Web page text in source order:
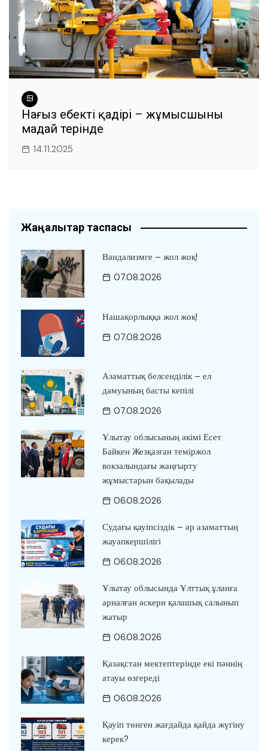
Нағыз еңбектің қадірі – жұмысшының
маңдай терінде
14.11.2025
Жаңалықтар таспасы
Вандализмге – жол жоқ!
07.08.2026
Нашақорлыққа жол жоқ!
07.08.2026
Азаматтық белсенділік – ел
дамуының басты кепілі
07.08.2026
Ұлытау облысының әкімі Есет
Байкен Жезқазған теміржол
вокзалындағы жаңғырту
жұмыстарын бақылады
06.08.2026
Судағы қауіпсіздік – әр азаматтың
жауапкершілігі
06.08.2026
Ұлытау облысында Ұлттық ұланға
арналған әскери қалашық салынып
жатыр
06.08.2026
Қазақстан мектептерінде екі пәннің
атауы өзгереді
06.08.2026
Қауіп төнген жағдайда қайда жүгіну
керек?